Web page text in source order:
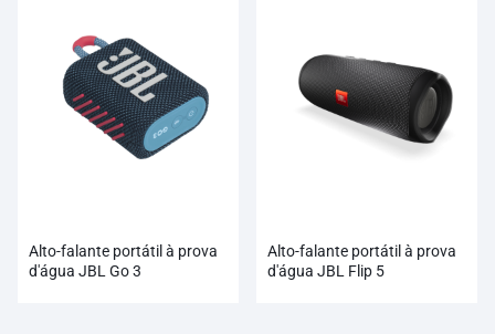
Alto-falante portátil à prova
d'água JBL Go 3
Alto-falante portátil à prova
d'água JBL Flip 5